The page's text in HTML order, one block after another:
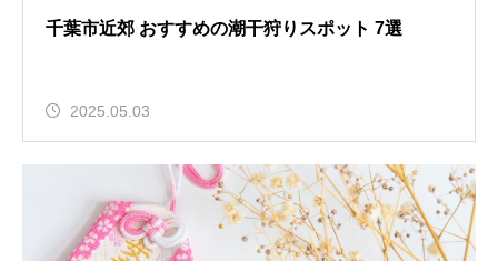
千葉市近郊 おすすめの潮干狩りスポット 7選
2025.05.03